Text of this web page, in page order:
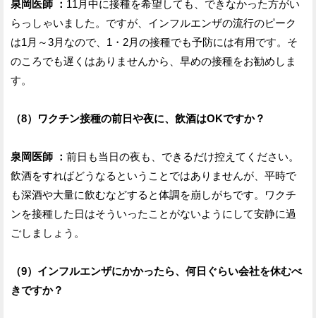
泉岡医師 ： 11月中に接種を希望しても、できなかった方がい
らっしゃいました。ですが、インフルエンザの流行のピーク
は1月～3月なので、1・2月の接種でも予防には有用です。そ
のころでも遅くはありませんから、早めの接種をお勧めしま
す。
（8）ワクチン接種の前日や夜に、飲酒はOKですか？
泉岡医師 ： 前日も当日の夜も、できるだけ控えてください。
飲酒をすればどうなるということではありませんが、平時で
も深酒や大量に飲むなどすると体調を崩しがちです。ワクチ
ンを接種した日はそういったことがないようにして安静に過
ごしましょう。
（9）インフルエンザにかかったら、何日ぐらい会社を休むべ
きですか？